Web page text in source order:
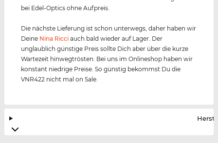
bei Edel-Optics ohne Aufpreis.
Die nächste Lieferung ist schon unterwegs, daher haben wir
Deine Nina Ricci auch bald wieder auf Lager. Der
unglaublich günstige Preis sollte Dich aber über die kurze
Wartezeit hinwegtrösten. Bei uns im Onlineshop haben wir
konstant niedrige Preise. So günstig bekommst Du die
VNR422 nicht mal on Sale.